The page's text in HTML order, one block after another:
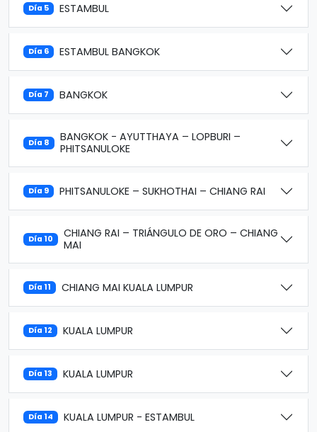
Día 5 ESTAMBUL
Día 6 ESTAMBUL BANGKOK
Día 7 BANGKOK
Día 8
BANGKOK - AYUTTHAYA – LOPBURI –
PHITSANULOKE
Día 9 PHITSANULOKE – SUKHOTHAI – CHIANG RAI
Día 10
CHIANG RAI – TRIÁNGULO DE ORO – CHIANG
MAI
Día 11 CHIANG MAI KUALA LUMPUR
Día 12 KUALA LUMPUR
Día 13 KUALA LUMPUR
Día 14 KUALA LUMPUR - ESTAMBUL